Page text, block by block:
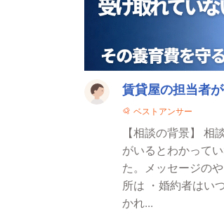
法律相談一覧
賃貸屋の担当者
ベストアンサー
【相談の背景】
がいるとわかっていながらも口説か
た。メッセージのやり取
所は ・婚約者はい
かれ...